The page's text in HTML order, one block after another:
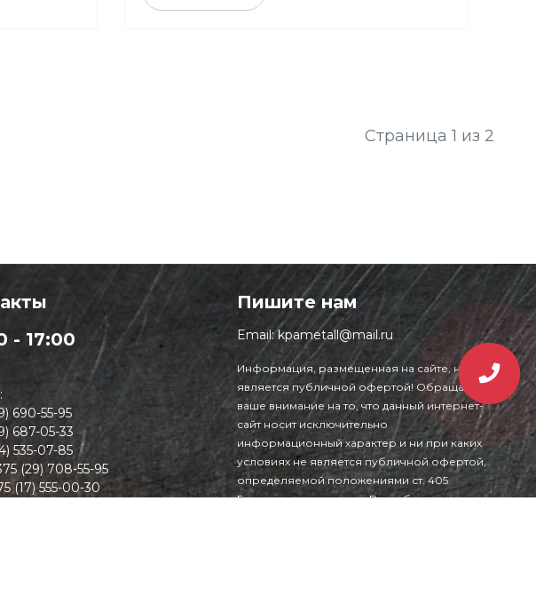
Страница 1 из 2
- 17:00
690-55-95
687-05-33
535-07-85
(29) 708-55-95
(17) 555-00-30
Пишите нам
Email:kpametall@mail.ru